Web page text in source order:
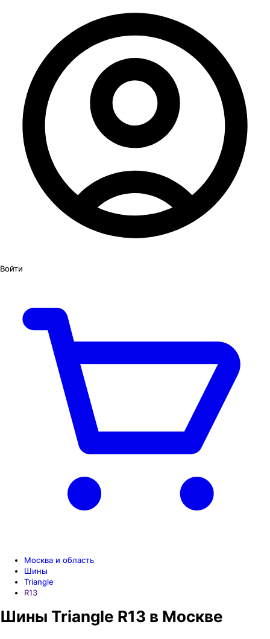
Войти
Москва и область
Шины
Triangle
R13
Шины Triangle R13 в Москве